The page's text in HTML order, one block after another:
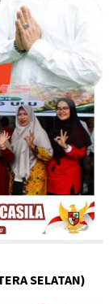
SELATAN)